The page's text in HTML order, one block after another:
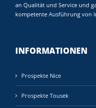
an Qualität und Service und
kompetente Ausführung von
INFORMATIONEN
Prospekte Nice
Prospekte Tousek